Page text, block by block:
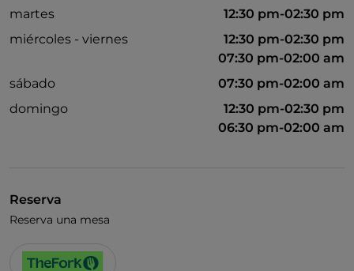
Se habla francés
Menú infantil
martes
12:30 pm-02:30 pm
miércoles - viernes
12:30 pm-02:30 pm
07:30 pm-02:00 am
sábado
07:30 pm-02:00 am
domingo
12:30 pm-02:30 pm
06:30 pm-02:00 am
Reserva
Reserva una mesa